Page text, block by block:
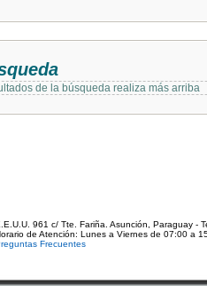
de la búsqueda realiza más arriba
961 c/ Tte. Fariña. Asunción, Paraguay -
de Atención: Lunes a Viernes de 07:00 a
Frecuentes